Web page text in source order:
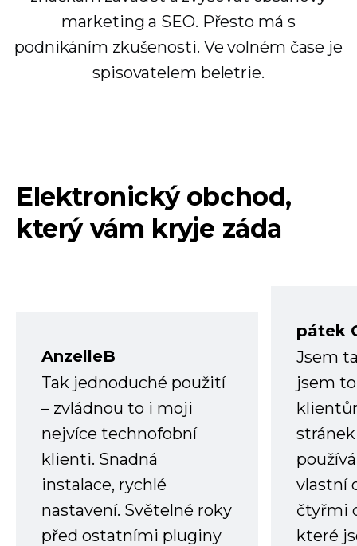
marketing a SEO. Přesto má s
podnikáním zkušenosti. Ve volném čase je
spisovatelem beletrie.
Elektronický obchod,
který vám kryje záda
AnzelleB
Tak jednoduché použití
– zvládnou to i moji
nejvíce technofobní
klienti. Snadná
instalace, rychlé
nastavení. Světelné roky
před ostatními pluginy
pátek
Jsem
jsem
vlastní
čtyřmi
které